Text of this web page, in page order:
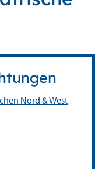
Nord & West